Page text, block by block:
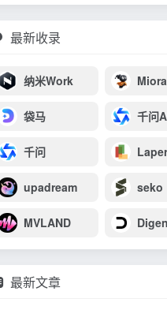
最新收录
纳米Work Miora
袋马 千问
千问 Laper
upadream seko
MVLAND
最新文章